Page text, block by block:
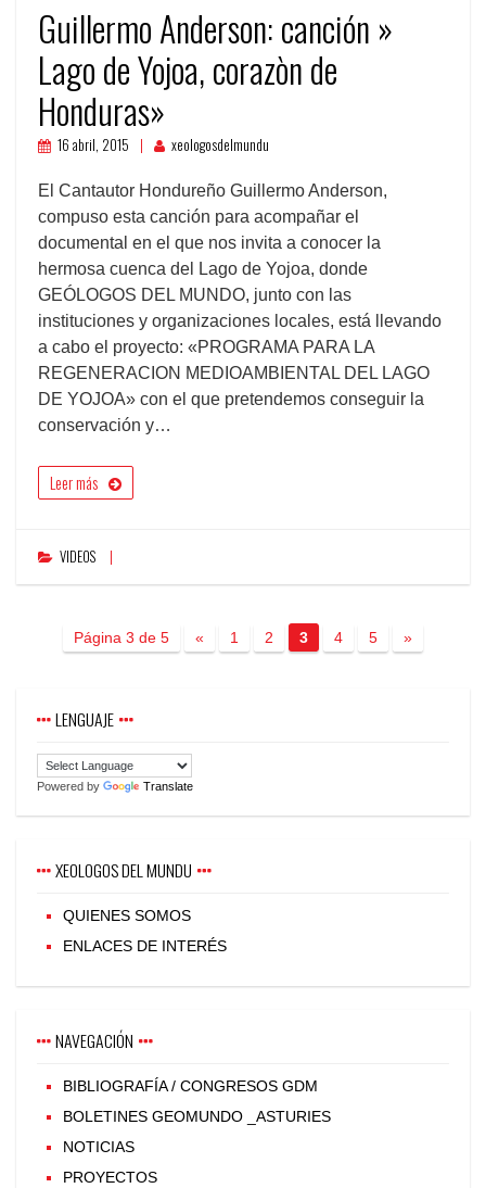
Guillermo Anderson: canción »
Lago de Yojoa, corazòn de
Honduras»
16 abril, 2015 xeologosdelmundu
El Cantautor Hondureño Guillermo Anderson,
compuso esta canción para acompañar el
documental en el que nos invita a conocer la
hermosa cuenca del Lago de Yojoa, donde
GEÓLOGOS DEL MUNDO, junto con las
instituciones y organizaciones locales, está llevando
a cabo el proyecto: «PROGRAMA PARA LA
REGENERACION MEDIOAMBIENTAL DEL LAGO
DE YOJOA» con el que pretendemos conseguir la
conservación y…
Leer más
VIDEOS
Página 3 de 5 « 1 2 3 4 5 »
LENGUAJE
Powered by Translate
XEOLOGOS DEL MUNDU
QUIENES SOMOS
ENLACES DE INTERÉS
NAVEGACIÓN
BIBLIOGRAFÍA / CONGRESOS GDM
BOLETINES GEOMUNDO _ASTURIES
NOTICIAS
PROYECTOS